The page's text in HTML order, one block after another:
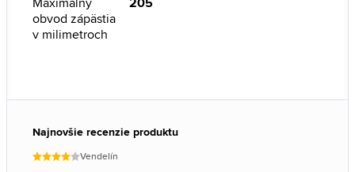
obvod zápästia
v milimetroch
Najnovšie recenzie produktu
Vendelín